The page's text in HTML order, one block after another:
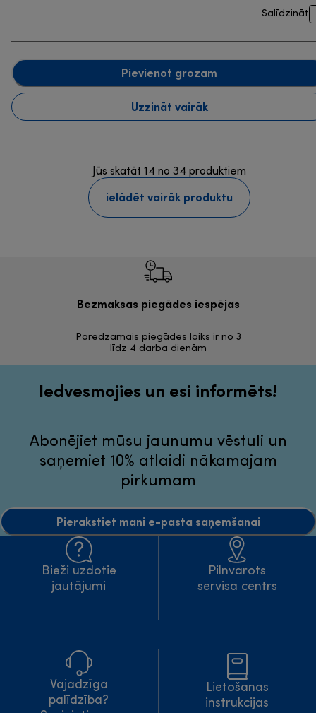
Salīdzināt
Pievienot grozam
Uzzināt vairāk
Jūs skatāt 14 no 34 produktiem
ielādēt vairāk produktu
Bezmaksas piegādes iespējas
Paredzamais piegādes laiks ir no 3
līdz 4 darba dienām
Iedvesmojies un esi informēts!
Abonējiet mūsu jaunumu vēstuli un
saņemiet 10% atlaidi nākamajam
pirkumam
Pierakstiet mani e-pasta saņemšanai
Bieži uzdotie
jautājumi
Pilnvarots
servisa centrs
Vajadzīga
palīdzība?
Lietošanas
instrukcijas